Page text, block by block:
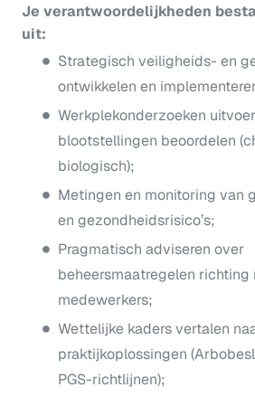
Je verantwoordelijkheden
uit:
Strategisch veiligheids- en
ontwikkelen en
Werkplekonderzoeken
blootstellingen beoordelen
biologisch);
Metingen en monitoring van
en gezondheidsrisico’s;
Pragmatisch adviseren over
beheersmaatregelen richting
medewerkers;
Wettelijke kaders vertalen
praktijkoplossingen
PGS-richtlijnen);